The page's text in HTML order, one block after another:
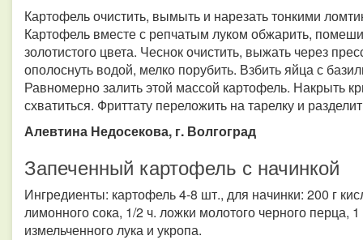
Картофель очистить, вымыть и нарезать тонкими
Картофель вместе с репчатым луком обжарить,
золотистого цвета. Чеснок очистить, выжать через
ополоснуть водой, мелко порубить. Взбить яйца с
Равномерно залить этой массой картофель. Накрыть
схватиться. Фриттату переложить на тарелку и
Алевтина Недосекова, г. Волгоград
Запеченный картофель с начинкой
Ингредиенты: картофель 4-8 шт., для начинки: 200 г
лимонного сока, 1/2 ч. ложки молотого черного перца,
измельченного лука и укропа.